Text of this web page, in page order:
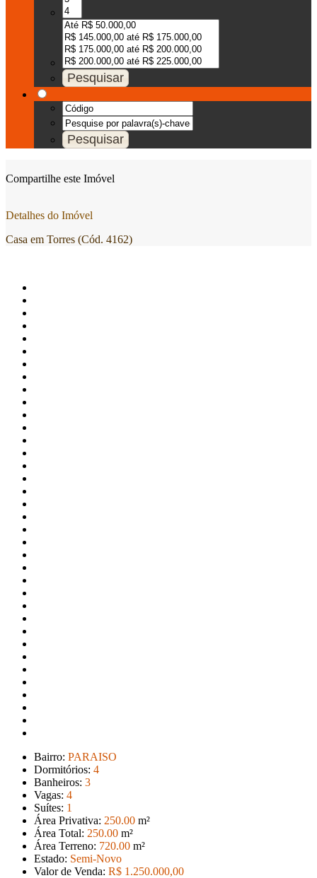
Compartilhe este Imóvel
Detalhes do Imóvel
Casa em Torres (Cód. 4162)
Bairro: PARAISO
Dormitórios: 4
Banheiros: 3
Vagas: 4
Suítes: 1
Área Privativa: 250.00 m²
Área Total: 250.00 m²
Área Terreno: 720.00 m²
Estado: Semi-Novo
Valor de Venda: R$ 1.250.000,00